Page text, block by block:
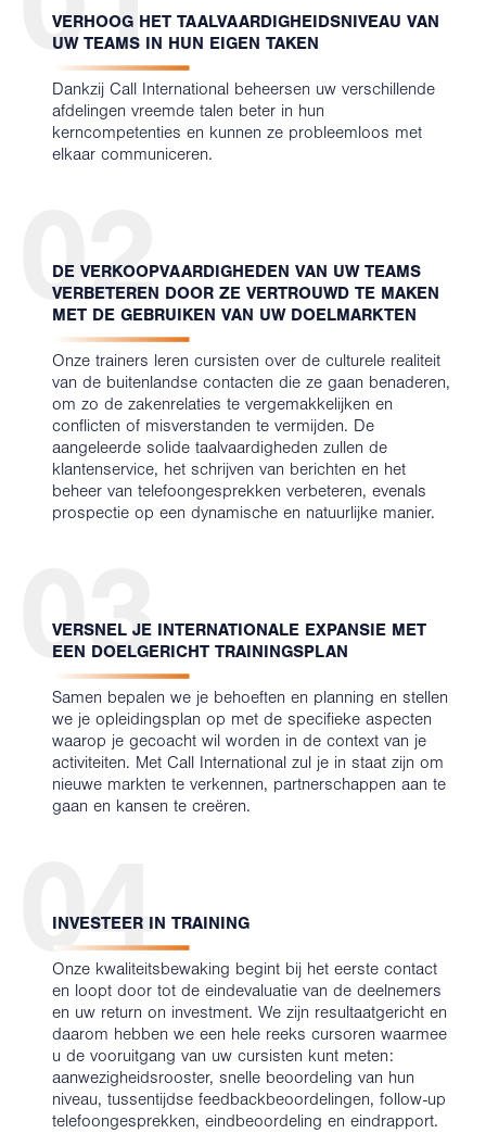
VERHOOG HET TAALVAARDIGHEIDSNIVEAU VAN
UW TEAMS IN HUN EIGEN TAKEN
Dankzij Call International beheersen uw verschillende
afdelingen vreemde talen beter in hun
kerncompetenties en kunnen ze probleemloos met
elkaar communiceren.
02
DE VERKOOPVAARDIGHEDEN VAN UW TEAMS
VERBETEREN DOOR ZE VERTROUWD TE MAKEN
MET DE GEBRUIKEN VAN UW DOELMARKTEN
Onze trainers leren cursisten over de culturele realiteit
van de buitenlandse contacten die ze gaan benaderen,
om zo de zakenrelaties te vergemakkelijken en
conflicten of misverstanden te vermijden. De
aangeleerde solide taalvaardigheden zullen de
klantenservice, het schrijven van berichten en het
beheer van telefoongesprekken verbeteren, evenals
prospectie op een dynamische en natuurlijke manier.
03
VERSNEL JE INTERNATIONALE EXPANSIE MET
EEN DOELGERICHT TRAININGSPLAN
Samen bepalen we je behoeften en planning en stellen
we je opleidingsplan op met de specifieke aspecten
waarop je gecoacht wil worden in de context van je
activiteiten. Met Call International zul je in staat zijn om
nieuwe markten te verkennen, partnerschappen aan te
gaan en kansen te creëren.
04
INVESTEER IN TRAINING
Onze kwaliteitsbewaking begint bij het eerste contact
en loopt door tot de eindevaluatie van de deelnemers
en uw return on investment. We zijn resultaatgericht en
daarom hebben we een hele reeks cursoren waarmee
u de vooruitgang van uw cursisten kunt meten:
aanwezigheidsrooster, snelle beoordeling van hun
niveau, tussentijdse feedbackbeoordelingen, follow-up
telefoongesprekken, eindbeoordeling en eindrapport.